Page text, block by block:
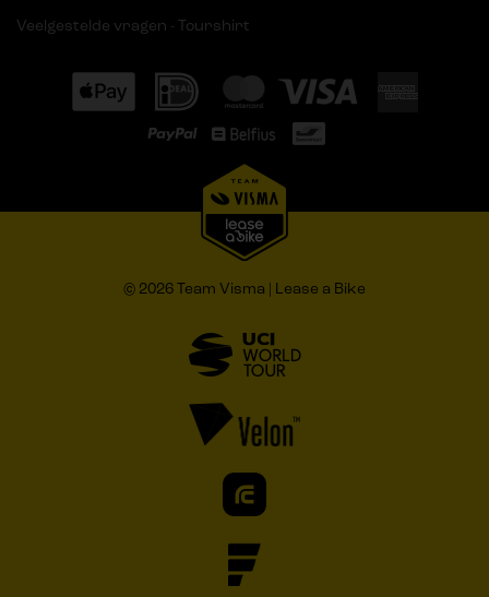
Veelgestelde vragen - Tourshirt
© 2026 Team Visma | Lease a Bike